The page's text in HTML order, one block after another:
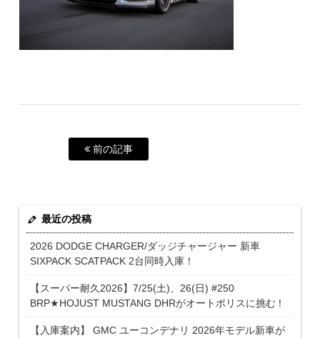
前の記事
最近の投稿
2026 DODGE CHARGER/ダッジチャージャー 新車
SIXPACK SCATPACK 2台同時入庫！
【スーパー耐久2026】7/25(土)、26(日) #250
BRP★HOJUST MUSTANG DHRがオートポリスに挑む！
【入庫案内】 GMC ユーコンデナリ 2026年モデル新車が